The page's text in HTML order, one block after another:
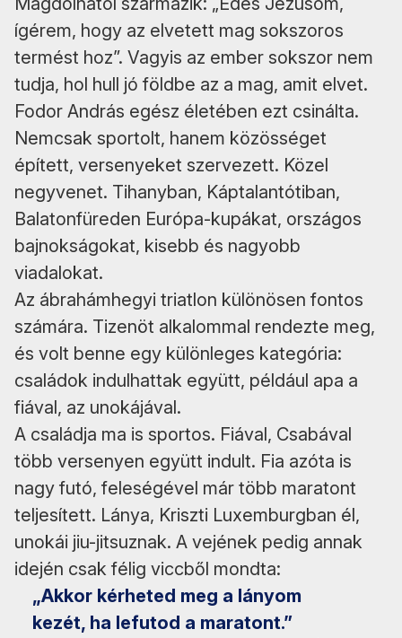
ígérem, hogy az elvetett mag sokszoros
termést hoz”. Vagyis az ember sokszor nem
tudja, hol hull jó földbe az a mag, amit elvet.
Fodor András egész életében ezt csinálta.
Nemcsak sportolt, hanem közösséget
épített, versenyeket szervezett. Közel
negyvenet. Tihanyban, Káptalantótiban,
Balatonfüreden Európa-kupákat, országos
bajnokságokat, kisebb és nagyobb
viadalokat.
Az ábrahámhegyi triatlon különösen fontos
számára. Tizenöt alkalommal rendezte meg,
és volt benne egy különleges kategória:
családok indulhattak együtt, például apa a
fiával, az unokájával.
A családja ma is sportos. Fiával, Csabával
több versenyen együtt indult. Fia azóta is
nagy futó, feleségével már több maratont
teljesített. Lánya, Kriszti Luxemburgban él,
unokái jiu-jitsuznak. A vejének pedig annak
idején csak félig viccből mondta:
„Akkor kérheted meg a lányom
kezét, ha lefutod a maratont.”